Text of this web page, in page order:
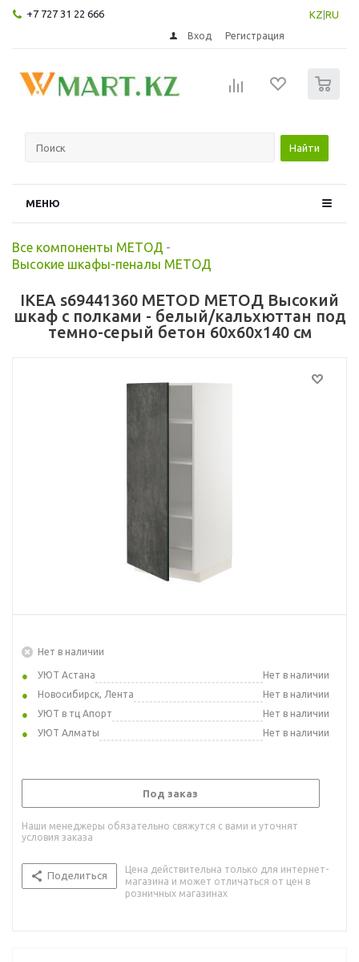
+7 727 31 22 666 KZ RU
Вход Регистрация
Найти
МЕНЮ
Все компоненты МЕТОД -
Высокие шкафы-пеналы МЕТОД
IKEA s69441360 METOD МЕТОД Высокий
шкаф с полками - белый/кальхюттан под
темно-серый бетон 60x60x140 см
Нет в наличии
УЮТ Астана
Нет в наличии
Новосибирск, Лента
Нет в наличии
УЮТ в тц Апорт
Нет в наличии
УЮТ Алматы
Нет в наличии
Под заказ
Наши менеджеры обязательно свяжутся с вами и уточнят
условия заказа
Поделиться
Цена действительна только для интернет-
магазина и может отличаться от цен в
розничных магазинах